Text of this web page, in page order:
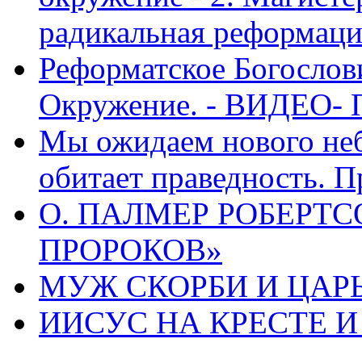
радикальная
Реформатское
Окружение. - ВИДЕО-
Мы ожидаем нового
обитает праведность.
О. ПАЛМЕР
ПРОРОКОВ»
МУЖ СКОРБИ И ЦАРЬ
ИИСУС НА КРЕСТЕ